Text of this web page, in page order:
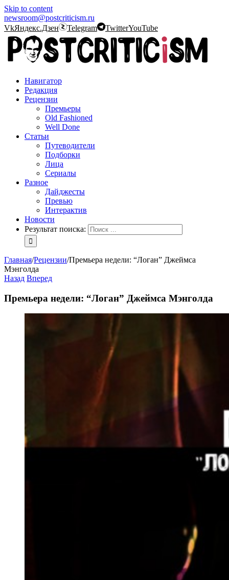
Skip to content
newsroom@postcriticism.ru
VkЯндекс.Дзен Telegram TwitterYouTube
Навигатор
Редакция
Рецензии
Премьеры
Old Fashioned
Well Done
Статьи
Путеводители
Подборки
Лица
Сериалы
Разное
Дайджесты
Превью
Интерактив
Новости
Результат поиска:
Главная/Рецензии/Премьера недели: “Логан” Джеймса
Мэнголда
Назад Вперед
Премьера недели: “Логан” Джеймса Мэнголда